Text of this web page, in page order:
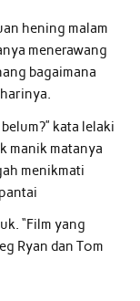
hening malam
menerawang
bagaimana
belum?” kata lelaki
manik matanya
menikmati
“Film yang
Ryan dan Tom